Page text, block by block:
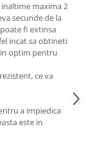
maxima 2
secunde de la
fi extinsa
incat sa obtineti
optim pentru
ce va
a impiedica
este in